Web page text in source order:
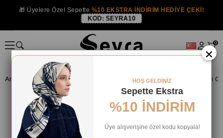
🎁 Üyelere Özel Sepette %10 EKSTRA İNDİRİM HEDİYE ÇEKİ!
KOD: SEYRA10
0
Anasayfa İPEK EŞARP Armine İpek 2024 Yaz
×
HOŞ GELDİNİZ
Sepette Ekstra
%10 İNDİRİM
Üye alışverişine özel kodu kopyala!